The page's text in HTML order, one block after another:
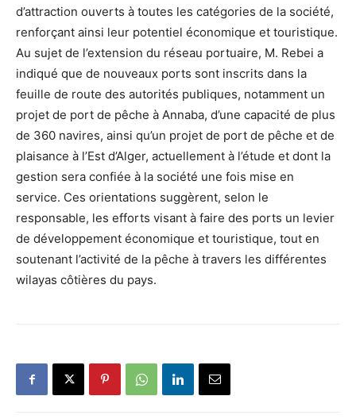
d’attraction ouverts à toutes les catégories de la société,
renforçant ainsi leur potentiel économique et touristique.
Au sujet de l’extension du réseau portuaire, M. Rebei a
indiqué que de nouveaux ports sont inscrits dans la
feuille de route des autorités publiques, notamment un
projet de port de pêche à Annaba, d’une capacité de plus
de 360 navires, ainsi qu’un projet de port de pêche et de
plaisance à l’Est d’Alger, actuellement à l’étude et dont la
gestion sera confiée à la société une fois mise en
service. Ces orientations suggèrent, selon le
responsable, les efforts visant à faire des ports un levier
de développement économique et touristique, tout en
soutenant l’activité de la pêche à travers les différentes
wilayas côtières du pays.